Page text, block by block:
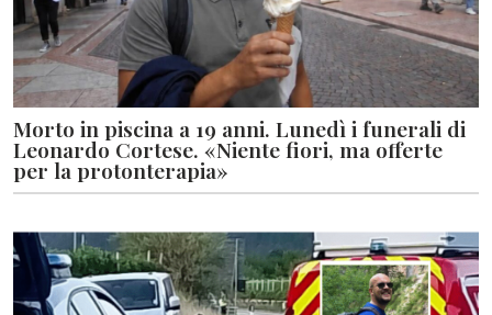
Morto in piscina a 19 anni. Lunedì i funerali di
Leonardo Cortese. «Niente fiori, ma offerte
per la protonterapia»